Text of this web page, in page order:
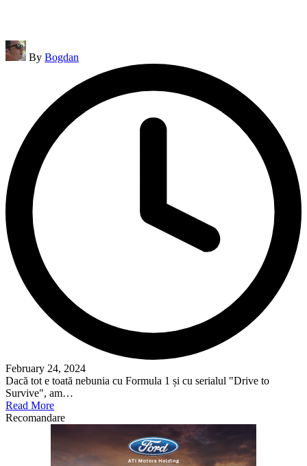
Posted
by
By Bogdan
February 24, 2024
Dacă tot e toată nebunia cu Formula 1 și cu serialul "Drive to
Survive", am…
Read More
Recomandare